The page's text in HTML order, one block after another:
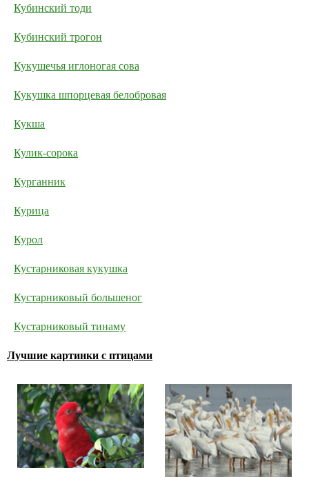
Кубинский тоди
Кубинский трогон
Кукушечья иглоногая сова
Кукушка шпорцевая белобровая
Кукша
Кулик-сорока
Курганник
Курица
Курол
Кустарниковая кукушка
Кустарниковый большеног
Кустарниковый тинаму
Лучшие картинки с птицами